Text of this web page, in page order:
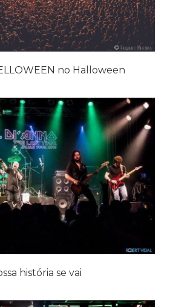
no Halloween
história se vai